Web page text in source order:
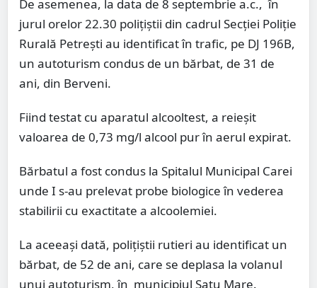
De asemenea, la data de 8 septembrie a.c., în
jurul orelor 22.30 polițiștii din cadrul Secției Poliție
Rurală Petrești au identificat în trafic, pe DJ 196B,
un autoturism condus de un bărbat, de 31 de
ani, din Berveni.
Fiind testat cu aparatul alcooltest, a reieșit
valoarea de 0,73 mg/l alcool pur în aerul expirat.
Bărbatul a fost condus la Spitalul Municipal Carei
unde I s-au prelevat probe biologice în vederea
stabilirii cu exactitate a alcoolemiei.
La aceeași dată, polițiștii rutieri au identificat un
bărbat, de 52 de ani, care se deplasa la volanul
unui autoturism, în municipiul Satu Mare.